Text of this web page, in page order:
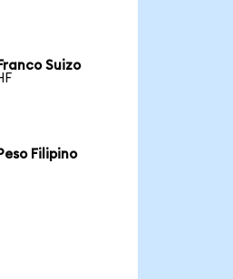
Suizo
Filipino